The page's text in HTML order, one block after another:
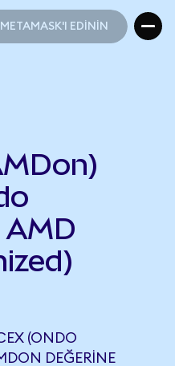
METAMASK'I EDİNİN
(ONDO
DEĞERINE